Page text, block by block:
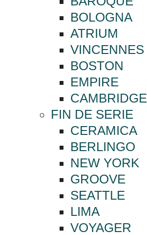
BOLOGNA
ATRIUM
VINCENNES
BOSTON
EMPIRE
CAMBRIDGE
FIN DE SERIE
CERAMICA
BERLINGO
NEW YORK
GROOVE
SEATTLE
LIMA
VOYAGER